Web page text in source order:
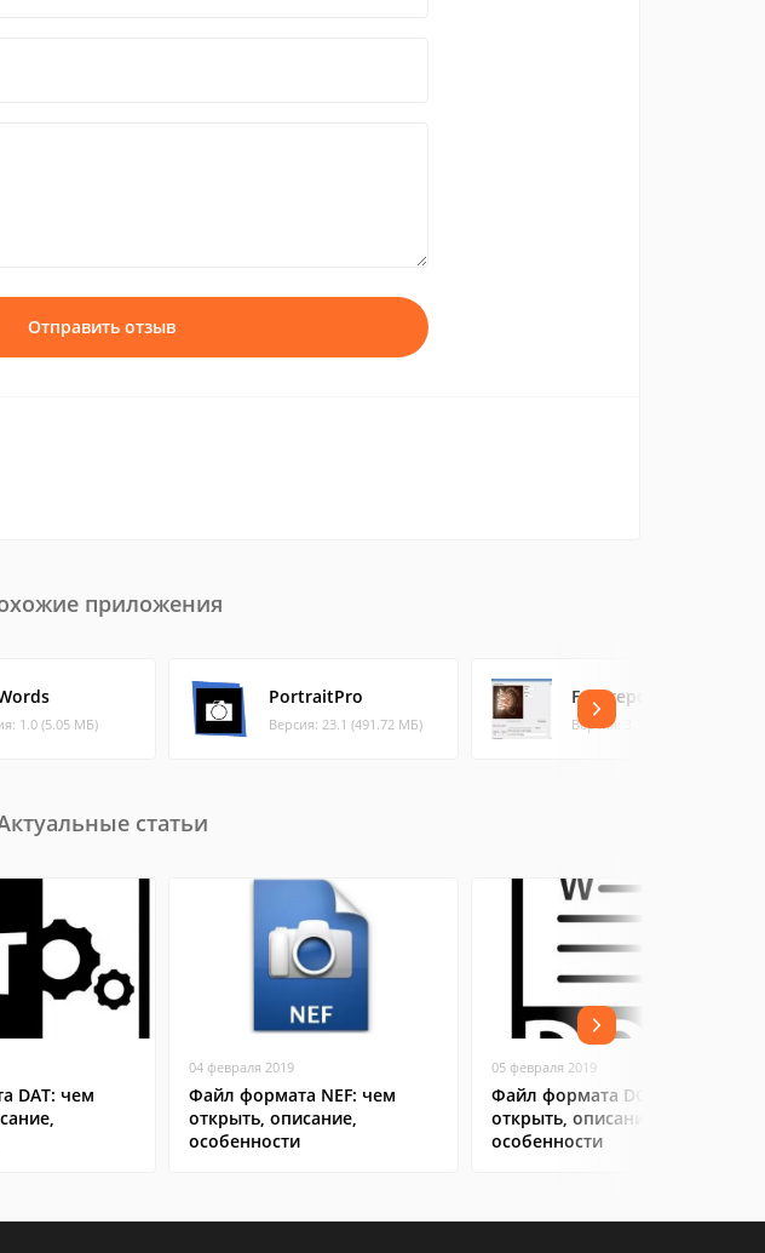
Отправить отзыв
приложения
1.0 (5.05 МБ)
PortraitPro
Версия: 23.1 (491.72 МБ)
Fotoreport
Версия: 3.3 (1.42 МБ)
статьи
DAT: чем
04 февраля 2019
Файл формата NEF: чем
открыть, описание,
особенности
05 февраля 2019
Файл формата DOC: чем
открыть, описание,
особенности